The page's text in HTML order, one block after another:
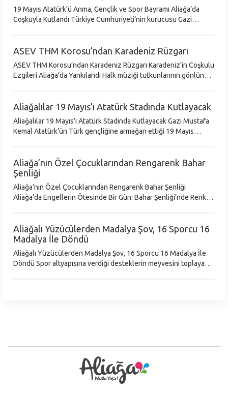
19 Mayıs Atatürk’ü Anma, Gençlik ve Spor Bayramı Aliağa’da
Coşkuyla Kutlandı Türkiye Cumhuriyeti’nin kurucusu Gazi
ASEV THM Korosu’ndan Karadeniz Rüzgarı
ASEV THM Korosu’ndan Karadeniz Rüzgarı Karadeniz’in Coşkulu
Ezgileri Aliağa’da Yankılandı Halk müziği tutkunlarının gönlünde
Aliağalılar 19 Mayıs’ı Atatürk Stadında Kutlayacak
Aliağalılar 19 Mayıs’ı Atatürk Stadında Kutlayacak Gazi Mustafa
Kemal Atatürk’ün Türk gençliğine armağan ettiği 19 Mayıs
Aliağa’nın Özel Çocuklarından Rengarenk Bahar
Şenliği
Aliağa’nın Özel Çocuklarından Rengarenk Bahar Şenliği
Aliağa’da Engellerin Ötesinde Bir Gün: Bahar Şenliği’nde Renkli
Aliağalı Yüzücülerden Madalya Şov, 16 Sporcu 16
Madalya İle Döndü
Aliağalı Yüzücülerden Madalya Şov, 16 Sporcu 16 Madalya İle
Döndü Spor altyapısına verdiği desteklerin meyvesini toplayan